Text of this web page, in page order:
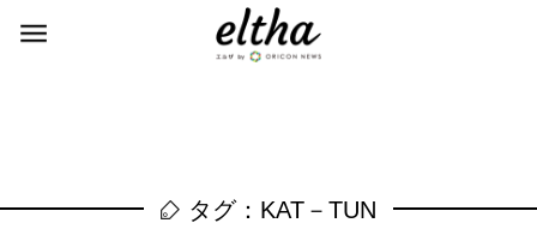
タグ：KAT－TUN